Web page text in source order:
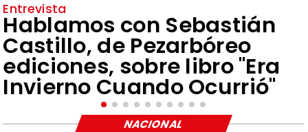
Entrevista
Hablamos con Sebastián
Castillo, de Pezarbóreo
ediciones, sobre libro "Era
Invierno Cuando Ocurrió"
NACIONAL